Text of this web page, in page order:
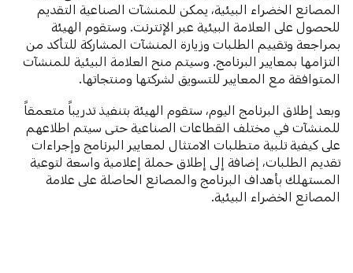
المصانع الخضراء البيئية، يمكن للمنشآت الصناعية التقديم
للحصول على العلامة البيئية عبر الإنترنت. وستقوم الهيئة
بمراجعة وتقييم الطلبات وزيارة المنشآت المشاركة للتأكد من
التزامها بمعايير البرنامج. وسيتم منح العلامة البيئية للمنشآت
المتوافقة مع المعايير للتسويق لشركتها ومنتجاتها.
وبعد إطلاق البرنامج اليوم، ستقوم الهيئة بتنفيذ تدريباً متعمقاً
للمنشآت في مختلف القطاعات الصناعية حتى سيتم اطلاعهم
على كيفية تلبية متطلبات الامتثال لمعايير البرنامج وإجراءات
تقديم الطلبات، إضافة إلى إطلاق حملة إعلامية واسعة لتوعية
المستهلك بأهداف البرنامج والمصانع الحاصلة على علامة
المصانع الخضراء البيئية.